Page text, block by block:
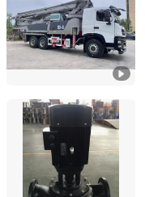
Hunan, China
Rondos Pump
Zhejiang, China